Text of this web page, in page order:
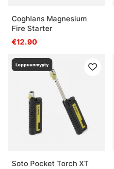
Coghlans Magnesium
Fire Starter
€12.90
Loppuunmyyty
Soto Pocket Torch XT